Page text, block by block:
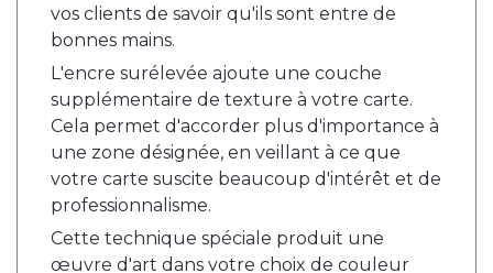
vos clients de savoir qu'ils sont entre de
bonnes mains.
L'encre surélevée ajoute une couche
supplémentaire de texture à votre carte.
Cela permet d'accorder plus d'importance à
une zone désignée, en veillant à ce que
votre carte suscite beaucoup d'intérêt et de
professionnalisme.
Cette technique spéciale produit une
œuvre d'art dans votre choix de couleur